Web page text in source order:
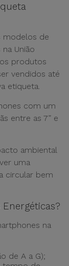
modelos de
União
produtos
vendidos até
etiqueta.
com um
entre as 7” e
ambiental
uma
circular bem
na
de A a G);